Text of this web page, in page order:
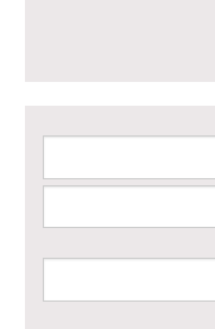
– المرحلة الثالثة
الزور - المرحلة الثالثة
جسر الشغور